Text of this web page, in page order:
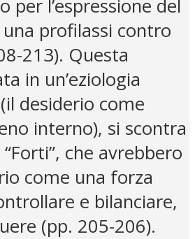
per l’espressione del
profilassi contro
213). Questa
in un’eziologia
desiderio come
interno), si scontra
che avrebbero
come una forza
e bilanciare,
(pp. 205-206).